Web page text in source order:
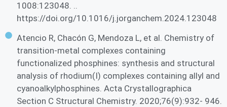
1008:123048. ..
https://doi.org/10.1016/j.jorganchem.2024.123048
Atencio R, Chacón G, Mendoza L, et al. Chemistry of
transition-metal complexes containing
functionalized phosphines: synthesis and structural
analysis of rhodium(I) complexes containing allyl and
cyanoalkylphosphines. Acta Crystallographica
Section C Structural Chemistry. 2020;76(9):932- 946.